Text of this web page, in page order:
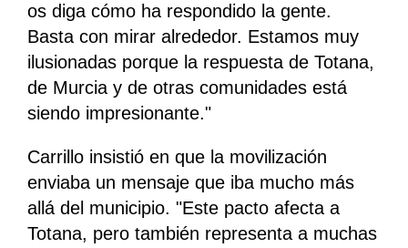
os diga cómo ha respondido la gente.
Basta con mirar alrededor. Estamos muy
ilusionadas porque la respuesta de Totana,
de Murcia y de otras comunidades está
siendo impresionante."
Carrillo insistió en que la movilización
enviaba un mensaje que iba mucho más
allá del municipio. "Este pacto afecta a
Totana, pero también representa a muchas